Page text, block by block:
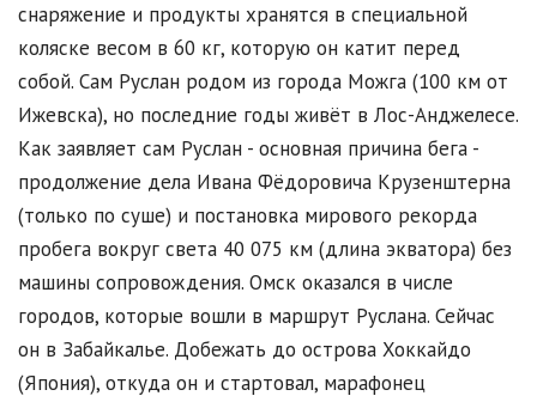
снаряжение и продукты хранятся в специальной
коляске весом в 60 кг, которую он катит перед
собой. Сам Руслан родом из города Можга (100 км от
Ижевска), но последние годы живёт в Лос-Анджелесе.
Как заявляет сам Руслан - основная причина бега -
продолжение дела Ивана Фёдоровича Крузенштерна
(только по суше) и постановка мирового рекорда
пробега вокруг света 40 075 км (длина экватора) без
машины сопровождения. Омск оказался в числе
городов, которые вошли в маршрут Руслана. Сейчас
он в Забайкалье. Добежать до острова Хоккайдо
(Япония), откуда он и стартовал, марафонец